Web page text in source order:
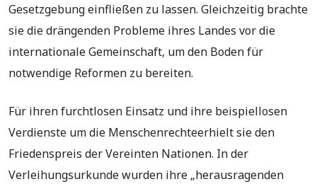
Gesetzgebung einfließen zu lassen. Gleichzeitig brachte
sie die drängenden Probleme ihres Landes vor die
internationale Gemeinschaft, um den Boden für
notwendige Reformen zu bereiten.
Für ihren furchtlosen Einsatz und ihre beispiellosen
Verdienste um die Menschenrechteerhielt sie den
Friedenspreis der Vereinten Nationen. In der
Verleihungsurkunde wurden ihre „herausragenden